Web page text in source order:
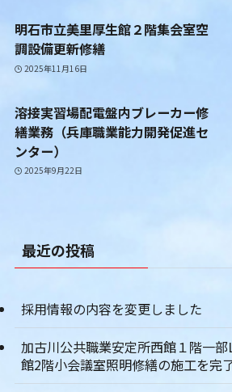
明石市立美里厚生館２階集会室空
調設備更新修繕
2025年11月16日
溶接実習場配電盤内ブレーカー修
繕業務（兵庫職業能力開発促進セ
ンター）
2025年9月22日
最近の投稿
採用情報の内容を変更しました
加古川公共職業安定所西館１階一
館2階小会議室照明修繕の施工を完